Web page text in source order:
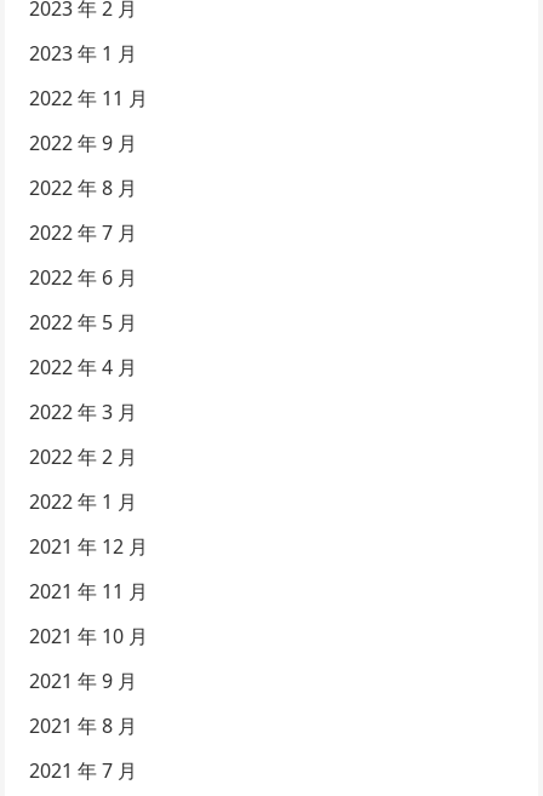
2023 年 2 月
2023 年 1 月
2022 年 11 月
2022 年 9 月
2022 年 8 月
2022 年 7 月
2022 年 6 月
2022 年 5 月
2022 年 4 月
2022 年 3 月
2022 年 2 月
2022 年 1 月
2021 年 12 月
2021 年 11 月
2021 年 10 月
2021 年 9 月
2021 年 8 月
2021 年 7 月